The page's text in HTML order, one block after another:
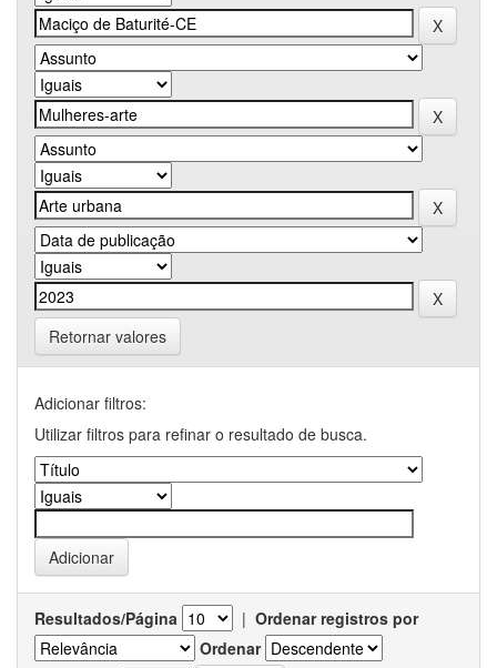
Retornar valores
Adicionar filtros:
Utilizar filtros para refinar o resultado de busca.
Resultados/Página | Ordenar registros por
Ordenar